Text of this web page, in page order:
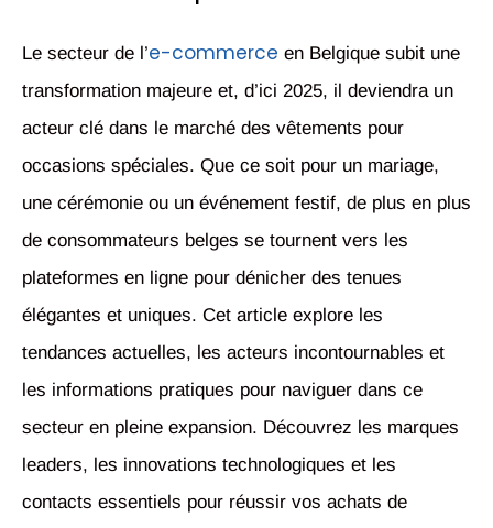
Le secteur de l’e-commerce en Belgique subit une
transformation majeure et, d’ici 2025, il deviendra un
acteur clé dans le marché des vêtements pour
occasions spéciales. Que ce soit pour un mariage,
une cérémonie ou un événement festif, de plus en plus
de consommateurs belges se tournent vers les
plateformes en ligne pour dénicher des tenues
élégantes et uniques. Cet article explore les
tendances actuelles, les acteurs incontournables et
les informations pratiques pour naviguer dans ce
secteur en pleine expansion. Découvrez les marques
leaders, les innovations technologiques et les
contacts essentiels pour réussir vos achats de